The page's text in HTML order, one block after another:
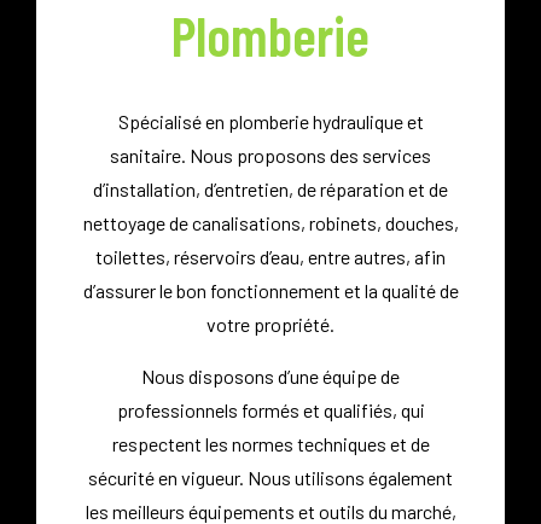
Plomberie
Spécialisé en plomberie hydraulique et
sanitaire. Nous proposons des services
d’installation, d’entretien, de réparation et de
nettoyage de canalisations, robinets, douches,
toilettes, réservoirs d’eau, entre autres, afin
d’assurer le bon fonctionnement et la qualité de
votre propriété.
Nous disposons d’une équipe de
professionnels formés et qualifiés, qui
respectent les normes techniques et de
sécurité en vigueur. Nous utilisons également
les meilleurs équipements et outils du marché,